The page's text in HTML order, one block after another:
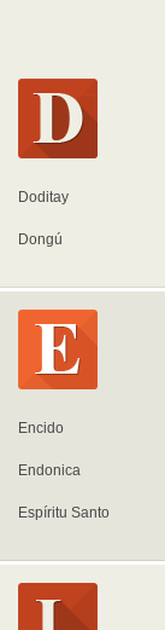
Doditay
Dongú
Encido
Endonica
Espíritu Santo